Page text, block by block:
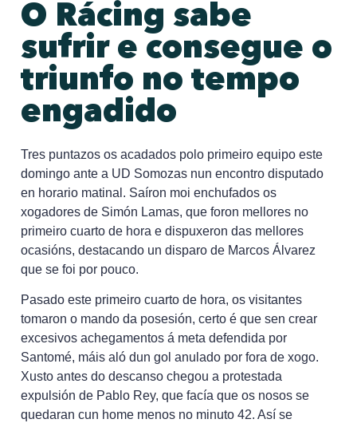
O Rácing sabe
sufrir e consegue o
triunfo no tempo
engadido
Tres puntazos os acadados polo primeiro equipo este
domingo ante a UD Somozas nun encontro disputado
en horario matinal. Saíron moi enchufados os
xogadores de Simón Lamas, que foron mellores no
primeiro cuarto de hora e dispuxeron das mellores
ocasións, destacando un disparo de Marcos Álvarez
que se foi por pouco.
Pasado este primeiro cuarto de hora, os visitantes
tomaron o mando da posesión, certo é que sen crear
excesivos achegamentos á meta defendida por
Santomé, máis aló dun gol anulado por fora de xogo.
Xusto antes do descanso chegou a protestada
expulsión de Pablo Rey, que facía que os nosos se
quedaran cun home menos no minuto 42. Así se